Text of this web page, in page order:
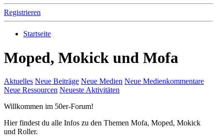
Registrieren
Startseite
Moped, Mokick und Mofa
Aktuelles Neue Beiträge Neue Medien Neue Medienkommentare
Neue Ressourcen Neueste Aktivitäten
Willkommen im 50er-Forum!
Hier findest du alle Infos zu den Themen Mofa, Moped, Mokick
und Roller.